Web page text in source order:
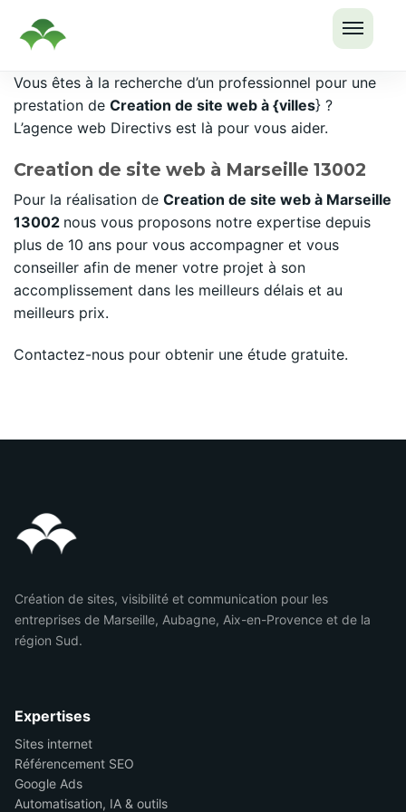
LE
Passer
au
contenu
Vous êtes à la recherche d’un professionnel pour une
prestation de Creation de site web à {villes} ?
L’agence web Directivs est là pour vous aider.
Creation de site web à Marseille 13002
Pour la réalisation de Creation de site web à Marseille
13002 nous vous proposons notre expertise depuis
plus de 10 ans pour vous accompagner et vous
conseiller afin de mener votre projet à son
accomplissement dans les meilleurs délais et au
meilleurs prix.
Contactez-nous pour obtenir une étude gratuite.
Création de sites, visibilité et communication pour les
entreprises de Marseille, Aubagne, Aix-en-Provence et de la
région Sud.
Expertises
Sites internet
Référencement SEO
Google Ads
Automatisation, IA & outils